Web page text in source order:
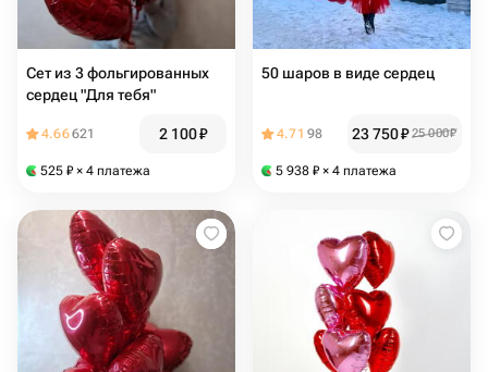
Сет из 3 фольгированных
сердец "Для тебя"
4.66621 2 100₽
525 ₽ × 4 платежа
50 шаров в виде сердец
4.71 98 23 750₽ 25 000₽
5 938 ₽ × 4 платежа